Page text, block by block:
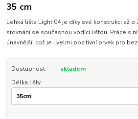
35 cm
Lehká lišta Light 04 je díky své konstrukci až o
srovnání se současnou vodící lištou. Práce s
únavnější, což je i velmi pozitivní prvek pro
Dostupnost
skladem
Délka lišty